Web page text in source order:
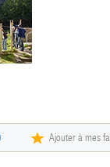
Ajouter à mes